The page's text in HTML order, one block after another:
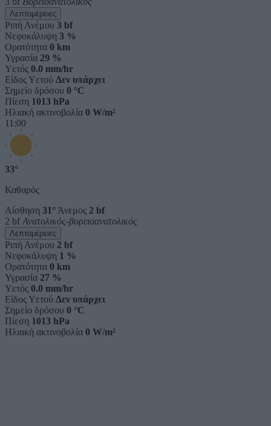
Λεπτομέρειες
Ριπή Ανέμου 3 bf
Νεφοκάλυψη 3 %
Ορατότητα 0 km
Υγρασία 29 %
Υετός 0.0 mm/hr
Είδος Υετού Δεν υπάρχει
Σημείο δρόσου 0 °C
Πίεση 1013 hPa
Ηλιακή ακτινοβολία 0 W/m²
11:00
33°
Καθαρός
Αίσθηση 31° Άνεμος 2 bf
2 bf Ανατολικός-βορειοανατολικός
Λεπτομέρειες
Ριπή Ανέμου 2 bf
Νεφοκάλυψη 1 %
Ορατότητα 0 km
Υγρασία 27 %
Υετός 0.0 mm/hr
Είδος Υετού Δεν υπάρχει
Σημείο δρόσου 0 °C
Πίεση 1013 hPa
Ηλιακή ακτινοβολία 0 W/m²